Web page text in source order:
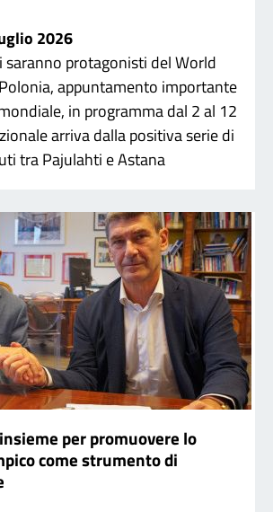
2026
saranno protagonisti del World
appuntamento importante
in programma dal 2 al 12
arriva dalla positiva serie di
tra Pajulahti e Astana
insieme per promuovere lo
come strumento di